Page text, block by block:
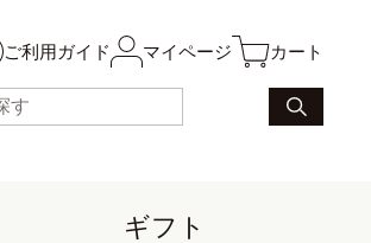
ご利用ガイド マイページ カート
ギフト